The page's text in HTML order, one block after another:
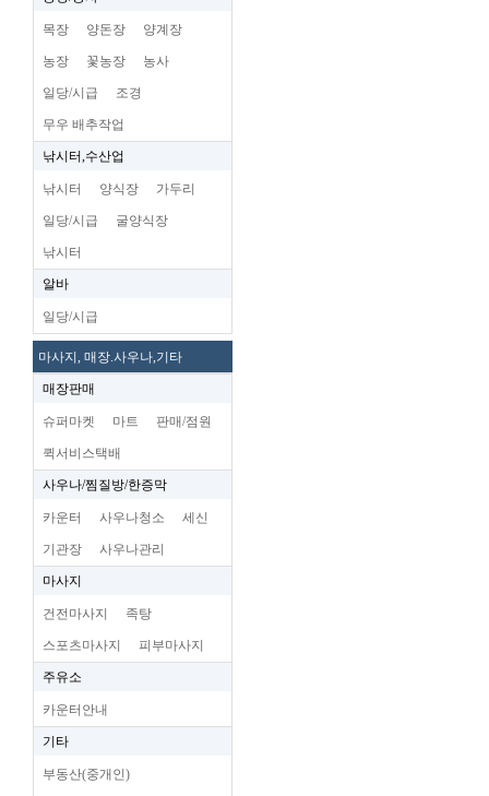
목장 양돈장 양계장
농장 꽃농장 농사
일당/시급 조경
무우 배추작업
낚시터,수산업
낚시터 양식장 가두리
일당/시급 굴양식장
낚시터
알바
일당/시급
마사지, 매장.사우나,기타
매장판매
슈퍼마켓 마트 판매/점원
퀵서비스택배
사우나/찜질방/한증막
카운터 사우나청소 세신
기관장 사우나관리
마사지
건전마사지 족탕
스포츠마사지 피부마사지
주유소
카운터안내
기타
부동산(중개인)